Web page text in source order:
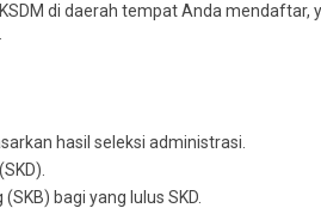
di daerah tempat Anda mendaftar,
hasil seleksi administrasi.
bagi yang lulus SKD.